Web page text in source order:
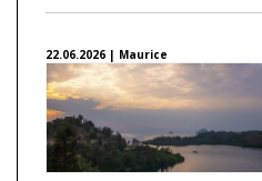
22.06.2026 | Maurice